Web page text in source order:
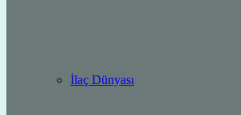
İlaç Dünyası